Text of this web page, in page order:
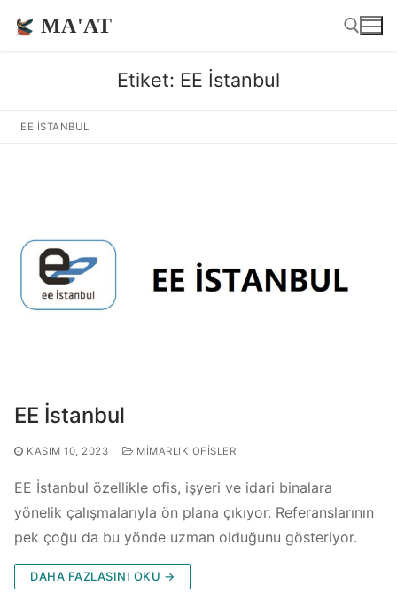
atla
MA'AT
Etiket: EE İstanbul
EE İSTANBUL
EE İstanbul
KASIM 10, 2023 MIMARLIK OFISLERI
EE İstanbul özellikle ofis, işyeri ve idari binalara
yönelik çalışmalarıyla ön plana çıkıyor. Referanslarının
pek çoğu da bu yönde uzman olduğunu gösteriyor.
DAHA FAZLASINI OKU →